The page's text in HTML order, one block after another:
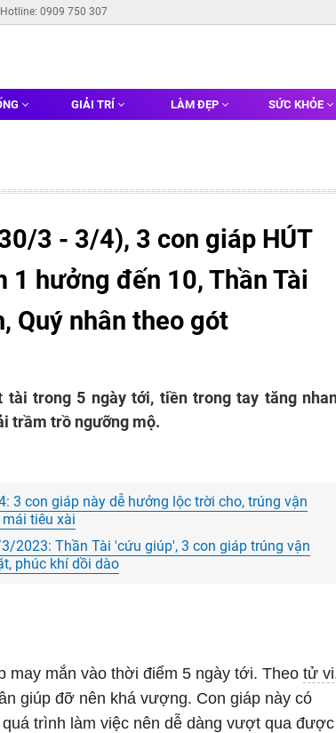
Hotline: 0909 750 307
GIẢI TRÍ LÀM ĐẸP SỨC KHỎE
3 - 3/4), 3 con giáp HÚT
1 hưởng đến 10, Thần Tài
Quý nhân theo gót
tài trong 5 ngày tới, tiền trong tay tăng
trầm trồ ngưỡng mộ.
3 con giáp này dễ hưởng lộc trời cho, trúng vận
tiêu xài
2023: Thần Tài 'cứu giúp', 3 con giáp trúng vận
phúc khí dồi dào
may mắn vào thời điểm 5 ngày tới. Theo tử vi
giúp đỡ nên khá vượng. Con giáp này có
trình làm việc nên dễ dàng vượt qua được